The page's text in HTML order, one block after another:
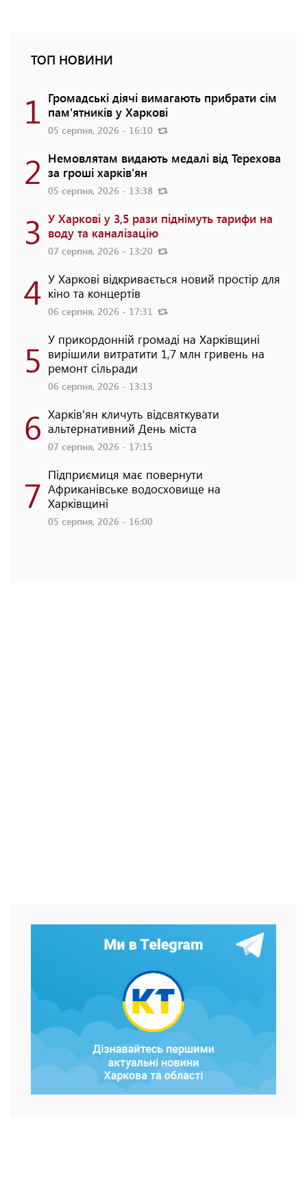
ТОП НОВИНИ
1 Громадські діячі вимагають прибрати сім
пам'ятників у Харкові
05 серпня, 2026 - 16:10
2 Немовлятам видають медалі від Терехова
за гроші харків'ян
05 серпня, 2026 - 13:38
3 У Харкові у 3,5 рази піднімуть тарифи на
воду та каналізацію
07 серпня, 2026 - 13:20
4 У Харкові відкривається новий простір для
кіно та концертів
06 серпня, 2026 - 17:31
5 У прикордонній громаді на Харківщині
вирішили витратити 1,7 млн гривень на
ремонт сільради
06 серпня, 2026 - 13:13
6 Харків'ян кличуть відсвяткувати
альтернативний День міста
07 серпня, 2026 - 17:15
7 Підприємиця має повернути
Африканівське водосховище на
Харківщині
05 серпня, 2026 - 16:00